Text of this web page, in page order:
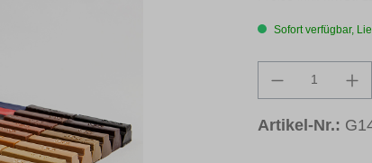
Sofort verfügbar,
Produkt
Artikel-Nr.: